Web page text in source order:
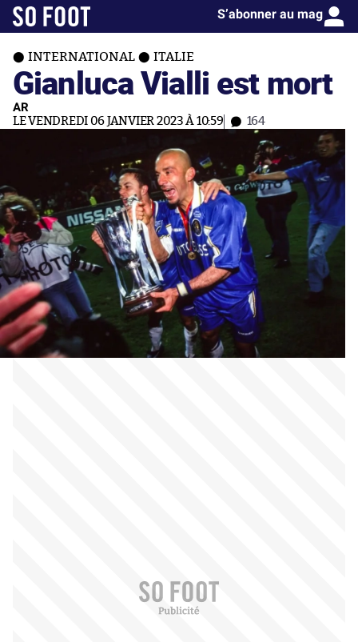
S’abonner au mag
INTERNATIONAL ITALIE
Gianluca Vialli est mort
AR
LE VENDREDI 06 JANVIER 2023 À 10:59 164